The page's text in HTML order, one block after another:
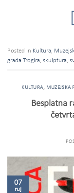
Posted in Kultura,
grada Trogira, skulptura,
KULTURA, MUZEJSKA
Besplatna
07
ruj